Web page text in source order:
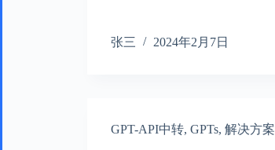
张三 2024年2月7日
GPT-API中转, GPTs, 解决方案